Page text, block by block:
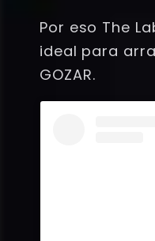
Por eso The
ideal para
GOZAR.